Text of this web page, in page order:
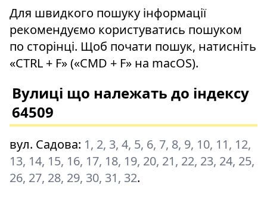
Для швидкого пошуку інформації
рекомендуємо користуватись пошуком
по сторінці. Щоб почати пошук, натисніть
«CTRL + F» («CMD + F» на macOS).
Вулиці що належать до індексу
64509
вул. Садова: 1, 2, 3, 4, 5, 6, 7, 8, 9, 10, 11, 12,
13, 14, 15, 16, 17, 18, 19, 20, 21, 22, 23, 24, 25,
26, 27, 28, 29, 30, 31, 32.